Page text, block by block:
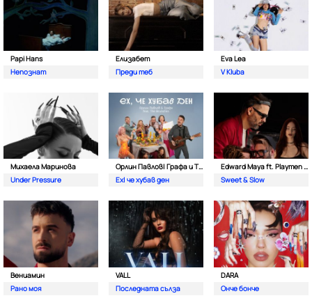
Papi Hans
Непознат
Елизабет
Преди теб
Eva Lea
V Kluba
Михаела Маринова
Under Pressure
Орлин Павлов| Графа и The Brunches
Ех| че хубав ден
Edward Maya ft. Playmen & Alma
Sweet & Slow
Вениамин
Рано моя
VALL
Последната сълза
DARA
Онче бонче